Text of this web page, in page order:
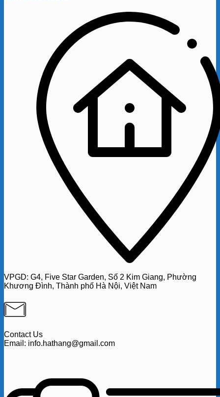
VPGD: G4, Five Star Garden, Số 2 Kim Giang, Phường
Khương Đình, Thành phố Hà Nội, Việt Nam
Contact Us
Email: info.hathang@gmail.com